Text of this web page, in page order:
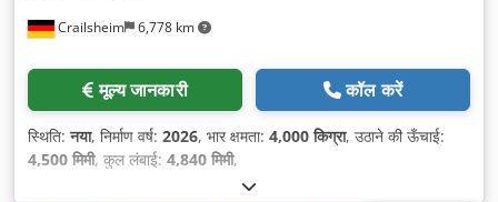
Crailsheim 6,778 km
मूल्य जानकारी कॉल करें
स्थिति:नया, निर्माण वर्ष: 2026, भार क्षमता: 4,000 किग्रा, उठाने की ऊँचाई:
4,500 मिमी, कुल लंबाई: 4,840 मिमी,